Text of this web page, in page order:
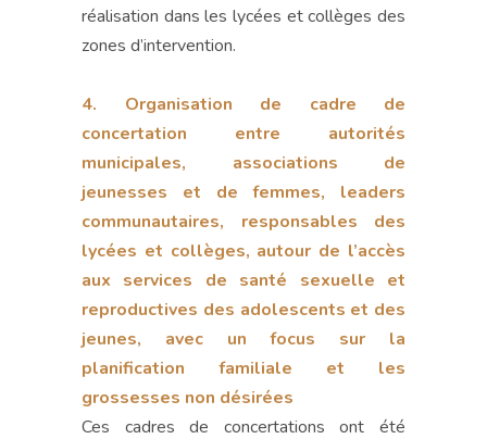
réalisation dans les lycées et collèges des
zones d’intervention.
4. Organisation de cadre de
concertation entre autorités
municipales, associations de
jeunesses et de femmes, leaders
communautaires, responsables des
lycées et collèges, autour de l’accès
aux services de santé sexuelle et
reproductives des adolescents et des
jeunes, avec un focus sur la
planification familiale et les
grossesses non désirées
Ces cadres de concertations ont été